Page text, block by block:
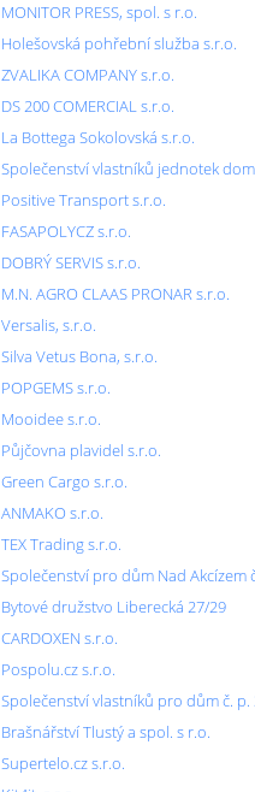
MONITOR PRESS, spol. s r.o.
Holešovská pohřební služba s.r.o.
ZVALIKA COMPANY s.r.o.
DS 200 COMERCIAL s.r.o.
La Bottega Sokolovská s.r.o.
Společenství vlastníků jednotek
Positive Transport s.r.o.
FASAPOLYCZ s.r.o.
DOBRÝ SERVIS s.r.o.
M.N. AGRO CLAAS PRONAR s.r.o.
Versalis, s.r.o.
Silva Vetus Bona, s.r.o.
POPGEMS s.r.o.
Mooidee s.r.o.
Půjčovna plavidel s.r.o.
Green Cargo s.r.o.
ANMAKO s.r.o.
TEX Trading s.r.o.
Společenství pro dům Nad Akcízem
Bytové družstvo Liberecká 27/29
CARDOXEN s.r.o.
Pospolu.cz s.r.o.
Společenství vlastníků pro dům č. p.
Brašnářství Tlustý a spol. s r.o.
Supertelo.cz s.r.o.